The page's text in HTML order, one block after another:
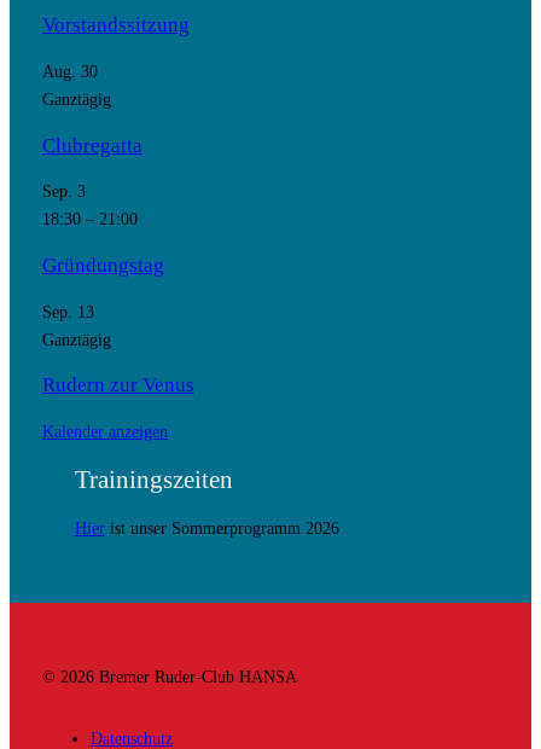
Vorstandssitzung
Aug. 30
Ganztägig
Clubregatta
Sep. 3
18:30– 21:00
Gründungstag
Sep. 13
Ganztägig
Rudern zur Venus
Kalender anzeigen
Trainingszeiten
Hierist unser Sommerprogramm 2026
© 2026 Bremer Ruder-Club HANSA
Datenschutz